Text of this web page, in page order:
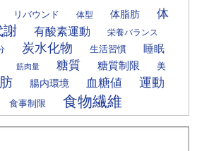
リバウンド 体型 体脂肪
体
謝 有酸素運動 栄養バランス
炭水化物 生活習慣 睡眠
筋肉量 糖質 糖質制限
美
腸内環境 血糖値 運動
食事制限 食物繊維